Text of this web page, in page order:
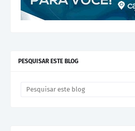
PESQUISAR ESTE BLOG